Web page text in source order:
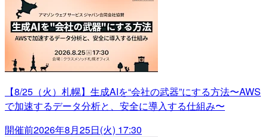
【8/25（火）札幌】生成AIを“会社の武器”にする方法〜AWS
で加速するデータ分析と、安全に導入する仕組み〜
開催前2026年8月25日(火) 17:30